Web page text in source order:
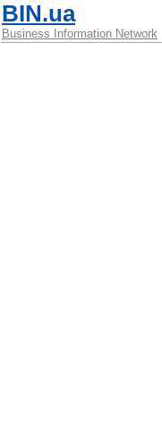
BIN.ua
Business Information Network